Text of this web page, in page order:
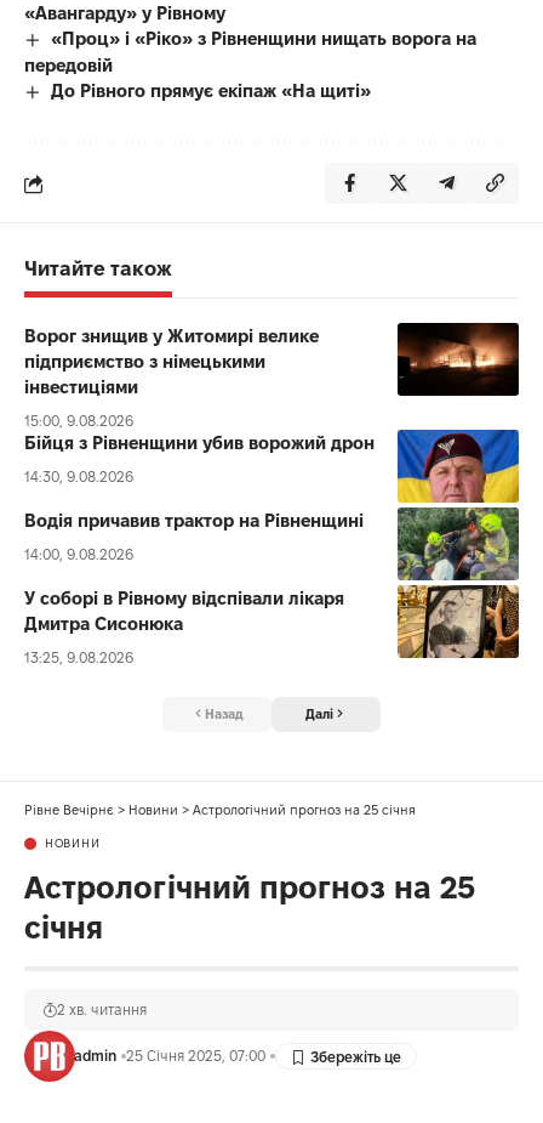
«Авангарду» у Рівному
«Проц» і «Ріко» з Рівненщини нищать ворога на
передовій
До Рівного прямує екіпаж «На щиті»
Читайте також
Ворог знищив у Житомирі велике
підприємство з німецькими
інвестиціями
15:00, 9.08.2026
Бійця з Рівненщини убив ворожий дрон
14:30, 9.08.2026
Водія причавив трактор на Рівненщині
14:00, 9.08.2026
У соборі в Рівному відспівали лікаря
Дмитра Сисонюка
13:25, 9.08.2026
Назад Далі
Рівне Вечірнє > Новини > Астрологічний прогноз на 25 січня
НОВИНИ
Астрологічний прогноз на 25
січня
admin 25 Січня 2025, 07:00
2 хв. читання